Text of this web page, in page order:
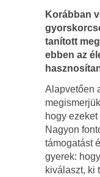
Korábban
tanított
ebben az
Alapvetően
hogy
Nagyon
támogatást
gyerek:
kiválaszt, ki